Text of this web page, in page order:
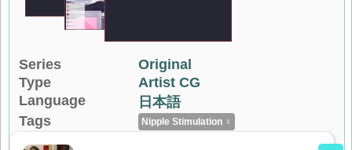
Series
Original
Type
Artist CG
Language
日本語
Tags
Nipple Stimulation ♀